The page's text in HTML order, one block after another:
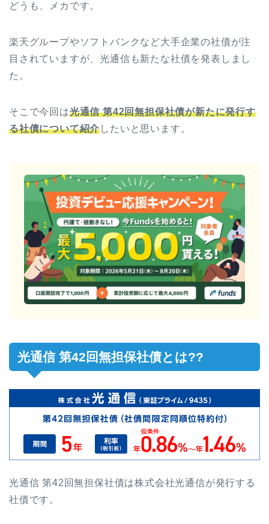
どうも、メカです。
楽天グループやソフトバンクなど大手企業の社債が注
目されていますが、光通信も新たな社債を発表しまし
た。
そこで今回は光通信 第42回無担保社債が新たに発行す
る社債について紹介したいと思います。
光通信 第42回無担保社債とは??
光通信 第42回無担保社債は株式会社光通信が発行する
社債です。